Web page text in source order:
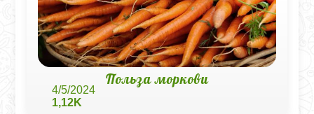
Польза моркови
4/5/2024
1,12K